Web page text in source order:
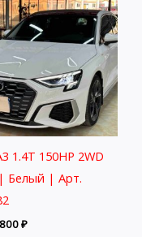
1.4T 150HP 2WD
Белый | Арт.
₽